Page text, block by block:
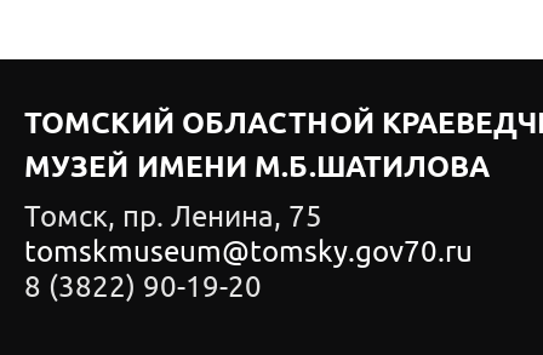
ТОМСКИЙ ОБЛАСТНОЙ
МУЗЕЙ ИМЕНИ М.Б.ШАТИЛОВА
Томск, пр. Ленина, 75
tomskmuseum@tomsky.gov70.ru
8 (3822) 90-19-20